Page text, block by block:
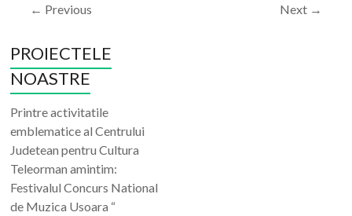
← Previous Next →
PROIECTELE
NOASTRE
Printre activitatile
emblematice al Centrului
Judetean pentru Cultura
Teleorman amintim:
Festivalul Concurs National
de Muzica Usoara “